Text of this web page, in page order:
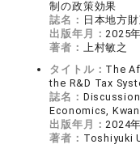
制の政策効果
誌名： 日本地方
出版年月：2025
著者： 上村敏之
タイトル： The
the R&D Tax
誌名：
Economics,
出版年月：2024
著者： Toshiyuki